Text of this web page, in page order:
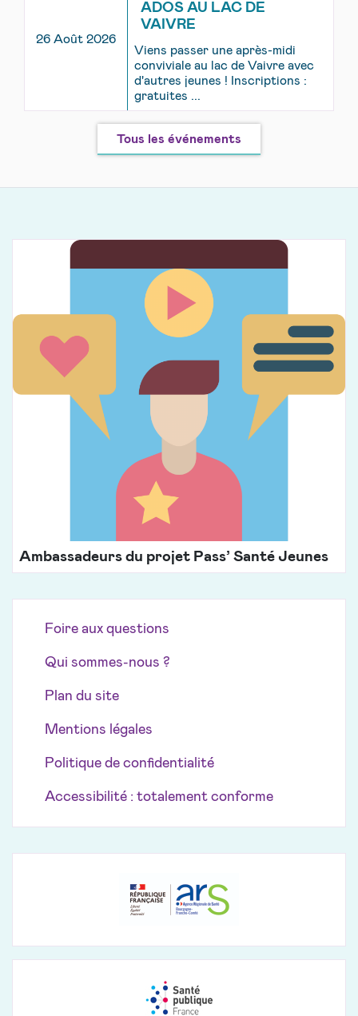
26 Août 2026
ADOS AU LAC DE
VAIVRE
Viens passer une après-midi
conviviale au lac de Vaivre avec
d'autres jeunes ! Inscriptions :
gratuites ...
Tous les événements
Ambassadeurs du projet Pass’ Santé Jeunes
Foire aux questions
Qui sommes-nous ?
Plan du site
Mentions légales
Politique de confidentialité
Accessibilité : totalement conforme